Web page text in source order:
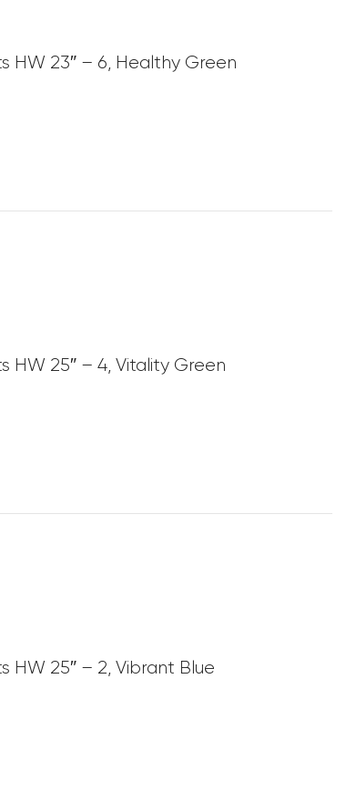
HW 23″ – 6, Healthy Green
HW 25″ – 4, Vitality Green
HW 25″ – 2, Vibrant Blue